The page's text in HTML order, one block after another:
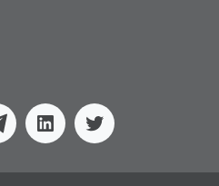
LinkedinTwitter